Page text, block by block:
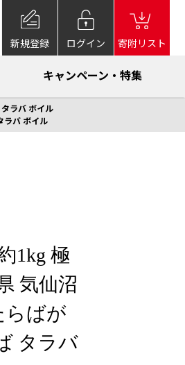
新規登録 ログイン 寄附リスト
キャンペーン・特集
ラバ ボイル
ラバ ボイル
1kg 極
気仙沼
らばが
タラバ